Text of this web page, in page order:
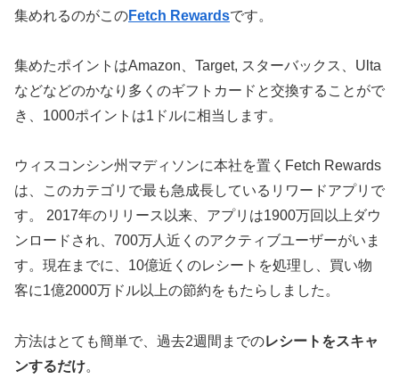
集めれるのがこのFetch Rewardsです。
集めたポイントはAmazon、Target, スターバックス、Ulta
などなどのかなり多くのギフトカードと交換することがで
き、1000ポイントは1ドルに相当します。
ウィスコンシン州マディソンに本社を置くFetch Rewards
は、このカテゴリで最も急成長しているリワードアプリで
す。 2017年のリリース以来、アプリは1900万回以上ダウ
ンロードされ、700万人近くのアクティブユーザーがいま
す。現在までに、10億近くのレシートを処理し、買い物
客に1億2000万ドル以上の節約をもたらしました。
方法はとても簡単で、過去2週間までのレシートをスキャ
ンするだけ。